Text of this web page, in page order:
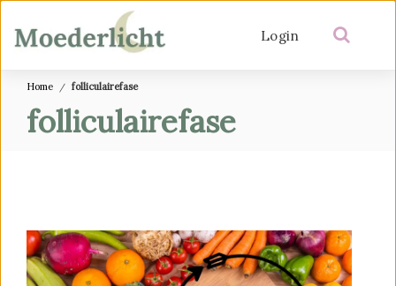
Login
Home folliculairefase
folliculairefase